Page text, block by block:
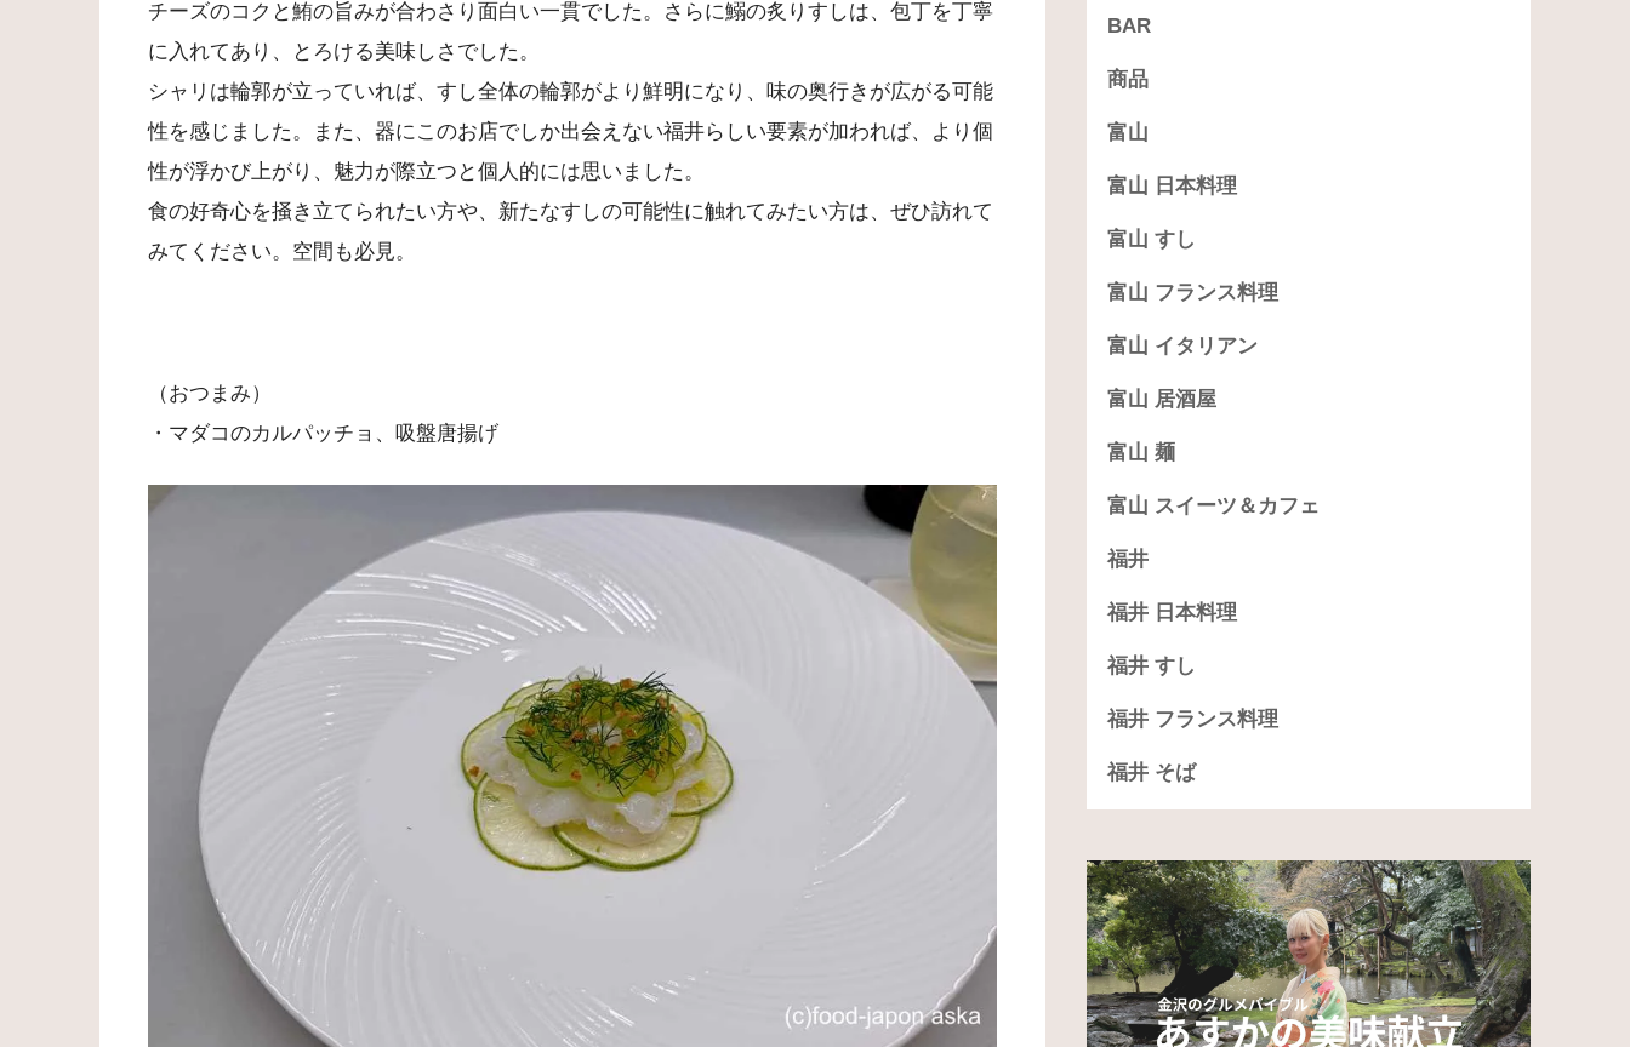
チーズのコクと鮪の旨みが合わさり面白い一貫でした。さらに鰯の炙りすしは、包丁を丁寧
に入れてあり、とろける美味しさでした。
シャリは輪郭が立っていれば、すし全体の輪郭がより鮮明になり、味の奥行きが広がる可能
性を感じました。また、器にこのお店でしか出会えない福井らしい要素が加われば、より個
性が浮かび上がり、魅力が際立つと個人的には思いました。
食の好奇心を掻き立てられたい方や、新たなすしの可能性に触れてみたい方は、ぜひ訪れて
みてください。空間も必見。
（おつまみ）
・マダコのカルパッチョ、吸盤唐揚げ
BAR
商品
富山
富山 日本料理
富山 すし
富山 フランス料理
富山 イタリアン
富山 居酒屋
富山 麺
富山 スイーツ＆カフェ
福井
福井 日本料理
福井 すし
福井 フランス料理
福井 そば